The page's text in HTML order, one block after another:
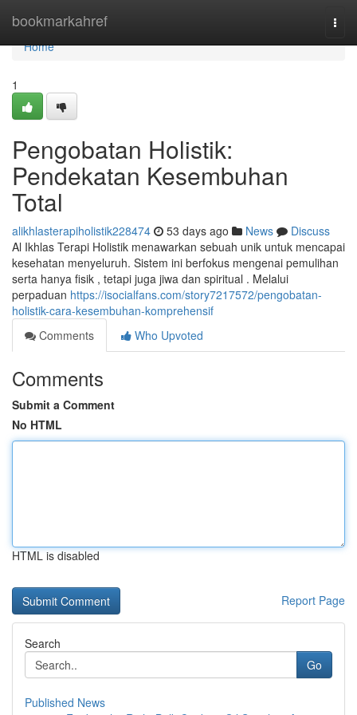
bookmarkahref
Home
Home
1
Pengobatan Holistik:
Pendekatan Kesembuhan
Total
alikhlasterapiholistik228474 53 days ago News
Discuss
Al Ikhlas Terapi Holistik menawarkan sebuah unik untuk mencapai
kesehatan menyeluruh. Sistem ini berfokus mengenai pemulihan
serta hanya fisik , tetapi juga jiwa dan spiritual . Melalui
perpaduan https://isocialfans.com/story7217572/pengobatan-
holistik-cara-kesembuhan-komprehensif
Comments
Who Upvoted
Comments
Submit a Comment
No HTML
HTML is disabled
Report Page
Search
Go
Published News